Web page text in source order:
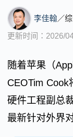
李佳翰／
更新时间：2026/
随着苹果（
CEOTim Cook
硬件工程副总
最新针对外界